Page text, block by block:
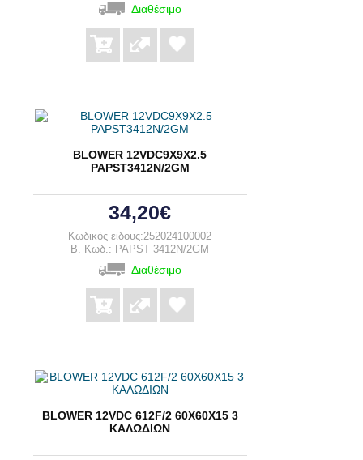
Διαθέσιμο
BLOWER 12VDC9X9X2.5
PAPST3412N/2GM
34,20€
Κωδικός είδους:252024100002
B. Κωδ.: PAPST 3412N/2GM
Διαθέσιμο
BLOWER 12VDC 612F/2 60Χ60Χ15 3
ΚΑΛΩΔΙΩΝ